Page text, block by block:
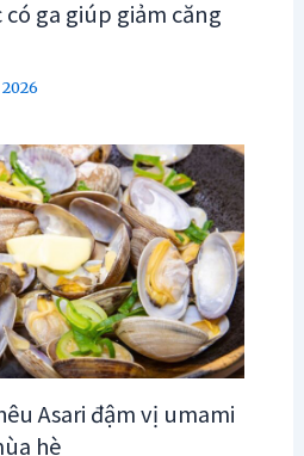
ga giúp giảm căng
Asari đậm vị umami
hè